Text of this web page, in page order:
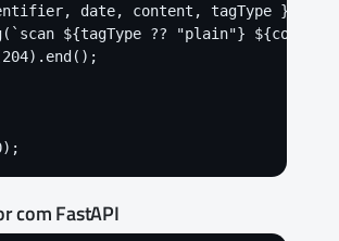
date, content, tagType } =
${tagType ?? "plain"}
com FastAPI